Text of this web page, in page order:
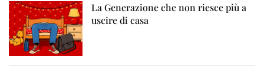
La Generazione che non riesce più a
uscire di casa